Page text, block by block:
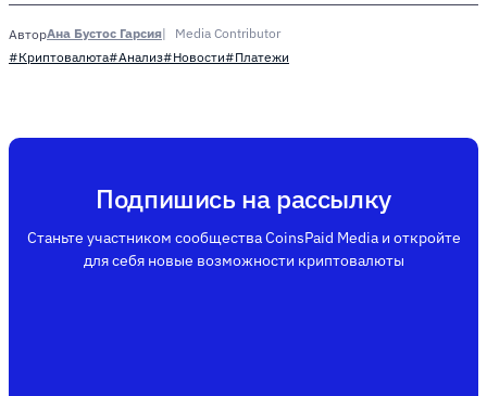
АвторАна Бустос Гарсия
Media Contributor
#Криптовалюта#Анализ#Новости#Платежи
Подпишись на рассылку
Станьте участником сообщества CoinsPaid Media и откройте
для себя новые возможности криптовалюты